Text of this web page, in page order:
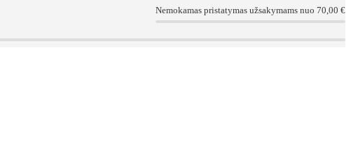
Nemokamas pristatymas užsakymams nuo 70,00 €